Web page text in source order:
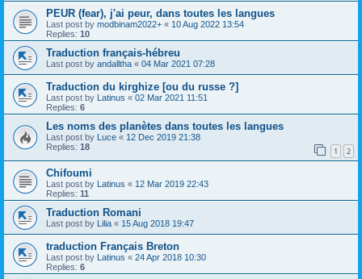
PEUR (fear), j'ai peur, dans toutes les langues
Last post by modbinam2022+ « 10 Aug 2022 13:54
Replies: 10
Traduction français-hébreu
Last post by andalltha « 04 Mar 2021 07:28
Traduction du kirghize [ou du russe ?]
Last post by Latinus « 02 Mar 2021 11:51
Replies: 6
Les noms des planètes dans toutes les langues
Last post by Luce « 12 Dec 2019 21:38
Replies: 18 1 2
Chifoumi
Last post by Latinus « 12 Mar 2019 22:43
Replies: 11
Traduction Romani
Last post by Lilia « 15 Aug 2018 19:47
traduction Français Breton
Last post by Latinus « 24 Apr 2018 10:30
Replies: 6